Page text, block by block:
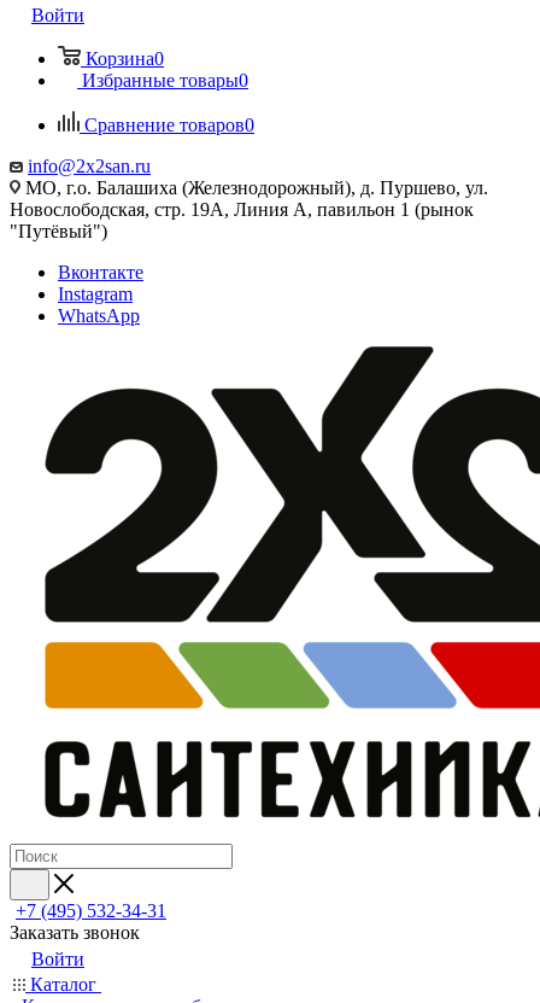
Войти
Корзина0
Избранные товары0
Сравнение товаров0
info@2x2san.ru
МО, г.о. Балашиха (Железнодорожный), д. Пуршево, ул.
Новослободская, стр. 19А, Линия А, павильон 1 (рынок
"Путёвый")
Вконтакте
Instagram
WhatsApp
+7 (495) 532‑34‑31
Заказать звонок
Войти
Каталог